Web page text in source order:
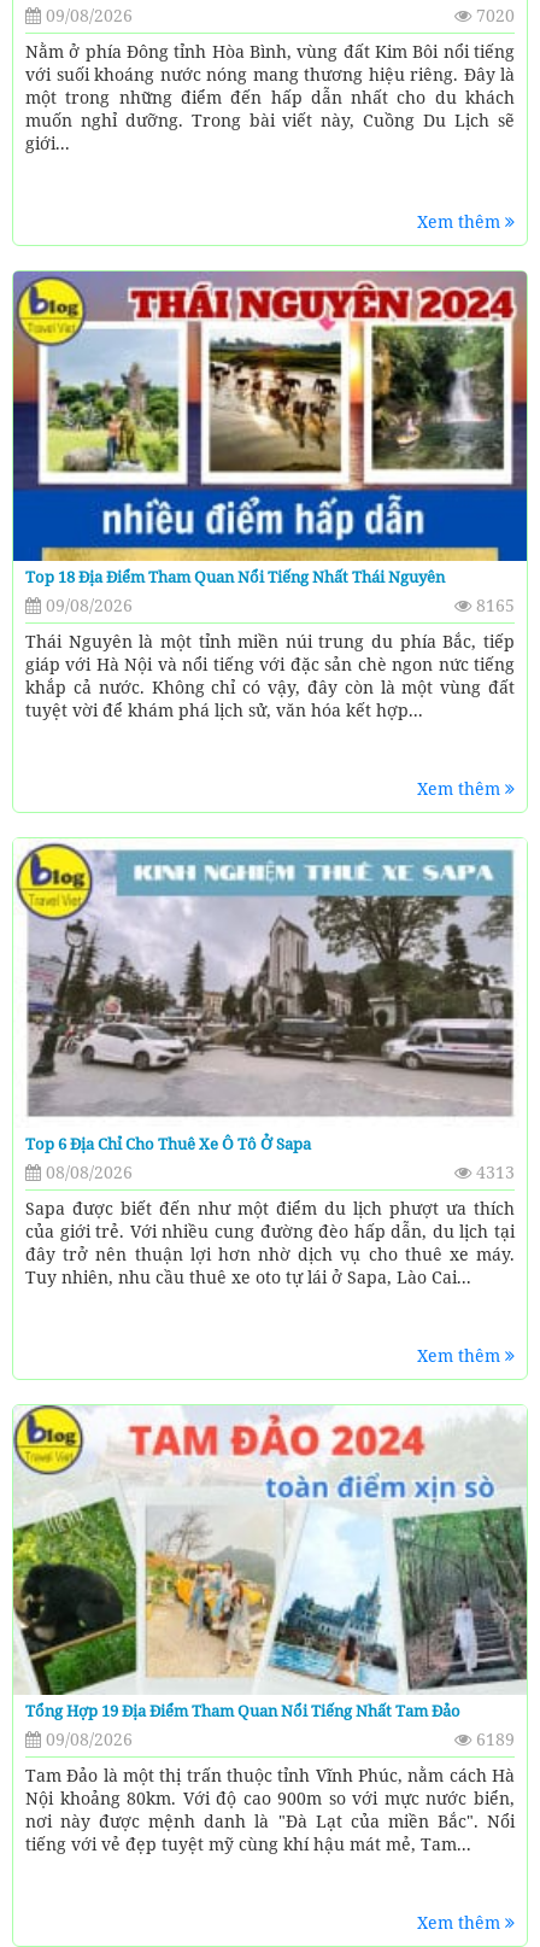
09/08/2026
7020
Nằm ở phía Đông tỉnh Hòa Bình, vùng đất Kim Bôi nổi tiếng
với suối khoáng nước nóng mang thương hiệu riêng. Đây là
một trong những điểm đến hấp dẫn nhất cho du khách
muốn nghỉ dưỡng. Trong bài viết này, Cuồng Du Lịch sẽ
giới...
Xem thêm
Top 18 Địa Điểm Tham Quan Nổi Tiếng Nhất Thái Nguyên
09/08/2026
8165
Thái Nguyên là một tỉnh miền núi trung du phía Bắc, tiếp
giáp với Hà Nội và nổi tiếng với đặc sản chè ngon nức tiếng
khắp cả nước. Không chỉ có vậy, đây còn là một vùng đất
tuyệt vời để khám phá lịch sử, văn hóa kết hợp...
Xem thêm
Top 6 Địa Chỉ Cho Thuê Xe Ô Tô Ở Sapa
08/08/2026
4313
Sapa được biết đến như một điểm du lịch phượt ưa thích
của giới trẻ. Với nhiều cung đường đèo hấp dẫn, du lịch tại
đây trở nên thuận lợi hơn nhờ dịch vụ cho thuê xe máy.
Tuy nhiên, nhu cầu thuê xe oto tự lái ở Sapa, Lào Cai...
Xem thêm
Tổng Hợp 19 Địa Điểm Tham Quan Nổi Tiếng Nhất Tam Đảo
09/08/2026
6189
Tam Đảo là một thị trấn thuộc tỉnh Vĩnh Phúc, nằm cách Hà
Nội khoảng 80km. Với độ cao 900m so với mực nước biển,
nơi này được mệnh danh là "Đà Lạt của miền Bắc". Nổi
tiếng với vẻ đẹp tuyệt mỹ cùng khí hậu mát mẻ, Tam...
Xem thêm